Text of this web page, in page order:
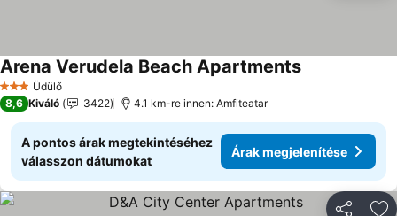
3 Kategória
Üdülő
Arena Verudela Beach Apartments
8,6 Kiváló 3422 4.1 km-re innen: Amfiteatar
A pontos árak megtekintéséhez
válasszon dátumokat
Árak megjelenítése